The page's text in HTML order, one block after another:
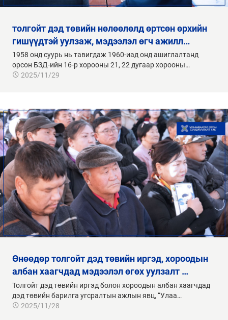
гишүүдтэй уулзаж, мэдээлэл өгч ажилл…
1958 онд суурь нь тавигдаж 1960-иад онд ашиглалтанд
орсон БЗД-ийн 16-р хорооны 21, 22 дугаар хорооны…
2025/11/29
өнөөдөр толгойт дэд төвийн иргэд, хороодын
албан хаагчдад мэдээлэл өгөх уулзалт …
Толгойт дэд төвийн иргэд болон хороодын албан хаагчдад
дэд төвийн барилга угсралтын ажлын явц, “Улаа…
2025/11/28